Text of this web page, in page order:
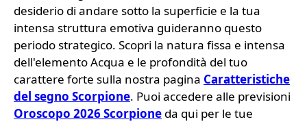
desiderio di andare sotto la superficie e la tua
intensa struttura emotiva guideranno questo
periodo strategico. Scopri la natura fissa e intensa
dell'elemento Acqua e le profondità del tuo
carattere forte sulla nostra pagina Caratteristiche
del segno Scorpione. Puoi accedere alle previsioni
Oroscopo 2026 Scorpione da qui per le tue